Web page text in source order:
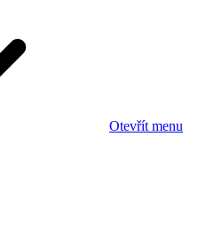
Otevřít menu